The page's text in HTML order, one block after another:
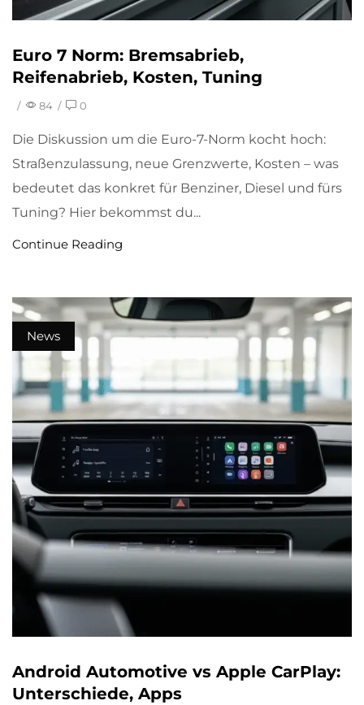
Euro 7 Norm: Bremsabrieb,
Reifenabrieb, Kosten, Tuning
/ 84 / 0
Die Diskussion um die Euro-7-Norm kocht hoch:
Straßenzulassung, neue Grenzwerte, Kosten – was
bedeutet das konkret für Benziner, Diesel und fürs
Tuning? Hier bekommst du...
Continue Reading
News
Android Automotive vs Apple CarPlay:
Unterschiede, Apps